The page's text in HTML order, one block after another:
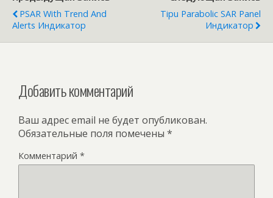
PSAR With Trend And
Alerts Индикатор
Tipu Parabolic SAR Panel
Индикатор
Добавить комментарий
Ваш адрес email не будет опубликован.
Обязательные поля помечены *
Комментарий *